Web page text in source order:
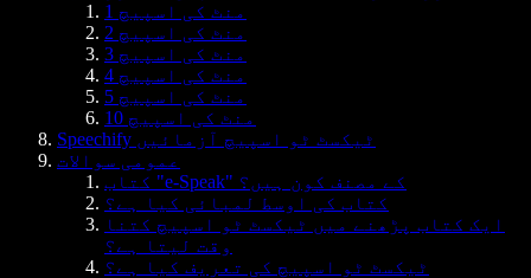
1 منٹ کی اسپیچ
2 منٹ کی اسپیچ
3 منٹ کی اسپیچ
4 منٹ کی اسپیچ
5 منٹ کی اسپیچ
10 منٹ کی اسپیچ
Speechify ٹیکسٹ ٹو اسپیچ آزمائیں
عمومی سوالات
کتاب "e-Speak" کے مصنف کون ہیں؟
کتاب کی اوسط لمبائی کیا ہے؟
ایک کتاب پڑھنے میں ٹیکسٹ ٹو اسپیچ کتنا
وقت لیتا ہے؟
ٹیکسٹ ٹو اسپیچ کی تعریف کیا ہے؟